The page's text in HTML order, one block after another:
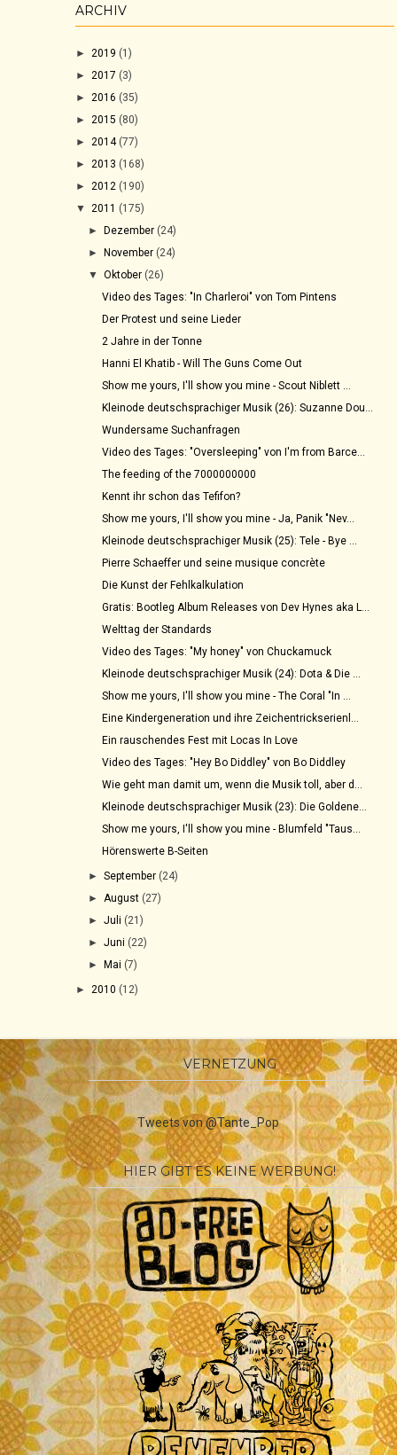
ARCHIV
► 2019 (1)
► 2017 (3)
► 2016 (35)
► 2015 (80)
► 2014 (77)
► 2013 (168)
► 2012 (190)
▼ 2011 (175)
►Dezember (24)
►November (24)
▼Oktober (26)
Video des Tages: "In Charleroi" von Tom Pintens
Der Protest und seine Lieder
2 Jahre in der Tonne
Hanni El Khatib - Will The Guns Come Out
Show me yours, I'll show you mine - Scout Niblett ...
Kleinode deutschsprachiger Musik (26): Suzanne Dou...
Wundersame Suchanfragen
Video des Tages: "Oversleeping" von I'm from Barce...
The feeding of the 7000000000
Kennt ihr schon das Tefifon?
Show me yours, I'll show you mine - Ja, Panik "Nev...
Kleinode deutschsprachiger Musik (25): Tele - Bye ...
Pierre Schaeffer und seine musique concrète
Die Kunst der Fehlkalkulation
Gratis: Bootleg Album Releases von Dev Hynes aka L...
Welttag der Standards
Video des Tages: "My honey" von Chuckamuck
Kleinode deutschsprachiger Musik (24): Dota & Die ...
Show me yours, I'll show you mine - The Coral "In ...
Eine Kindergeneration und ihre Zeichentrickserienl...
Ein rauschendes Fest mit Locas In Love
Video des Tages: "Hey Bo Diddley" von Bo Diddley
Wie geht man damit um, wenn die Musik toll, aber d...
Kleinode deutschsprachiger Musik (23): Die Goldene...
Show me yours, I'll show you mine - Blumfeld "Taus...
Hörenswerte B-Seiten
►September (24)
► August (27)
►Juli (21)
►Juni (22)
►Mai (7)
► 2010 (12)
VERNETZUNG
Tweets von @Tante_Pop
HIER GIBT ES KEINE WERBUNG!